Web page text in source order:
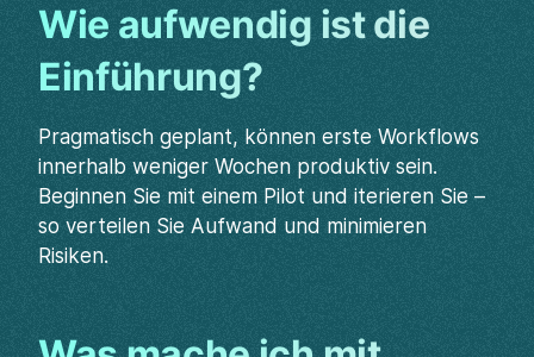
Wie aufwendig ist die
Einführung?
Pragmatisch geplant, können erste Workflows
innerhalb weniger Wochen produktiv sein.
Beginnen Sie mit einem Pilot und iterieren Sie –
so verteilen Sie Aufwand und minimieren
Risiken.